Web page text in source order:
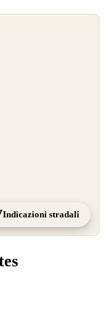
Indicazioni stradali